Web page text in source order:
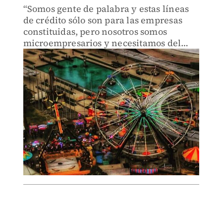
“Somos gente de palabra y estas líneas
de crédito sólo son para las empresas
constituidas, pero nosotros somos
microempresarios y necesitamos del
apoyo del estado”.